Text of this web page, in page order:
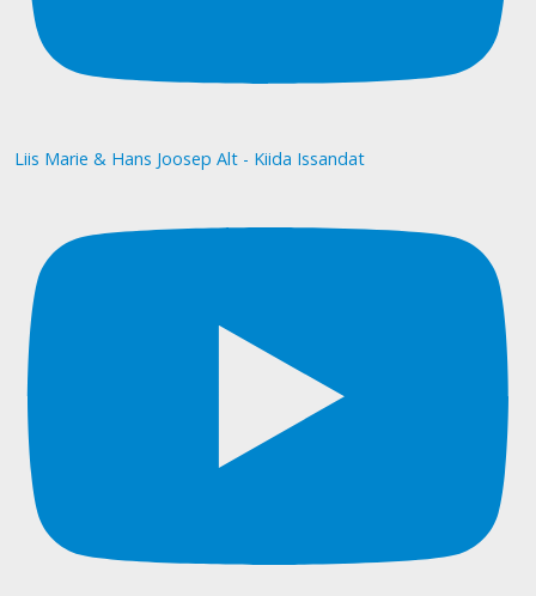
Liis Marie & Hans Joosep Alt - Kiida Issandat